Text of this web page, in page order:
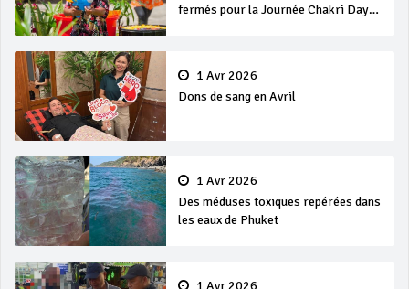
fermés pour la Journée Chakri Day
1 Avr 2026
Dons de sang en Avril
1 Avr 2026
Des méduses toxiques repérées dans
les eaux de Phuket
1 Avr 2026